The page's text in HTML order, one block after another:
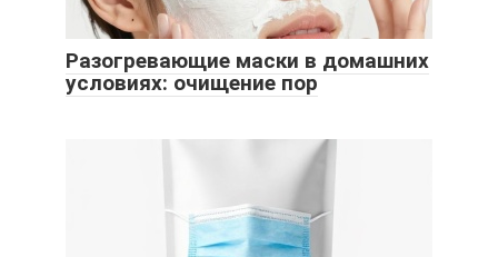
Разогревающие маски в домашних
условиях: очищение пор